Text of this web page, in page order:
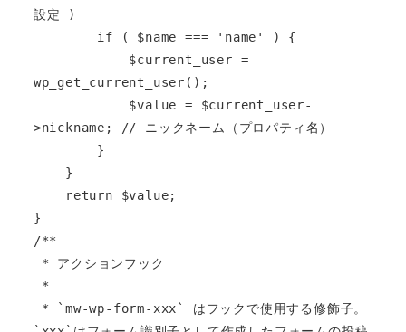
設定 )
wp_get_current_user();
>nickname; // ニックネーム（プロパティ名）
}
/**